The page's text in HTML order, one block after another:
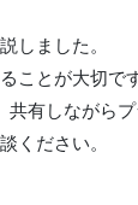
しました。
ことが大切です
有しながら
ください。